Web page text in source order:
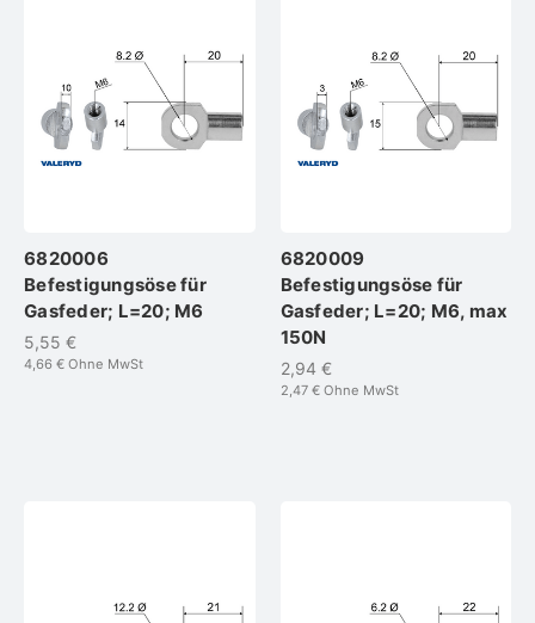
6820006
Befestigungsöse für
Gasfeder; L=20; M6
5,55 €
4,66 € Ohne MwSt
6820009
Befestigungsöse für
Gasfeder; L=20; M6, max
150N
2,94 €
2,47 €Ohne MwSt